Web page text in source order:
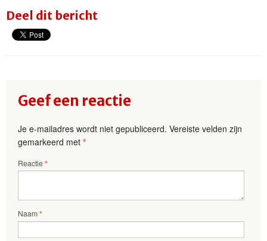
Deel dit bericht
Geef een reactie
Je e-mailadres wordt niet gepubliceerd. Vereiste velden zijn
gemarkeerd met *
Reactie*
Naam*